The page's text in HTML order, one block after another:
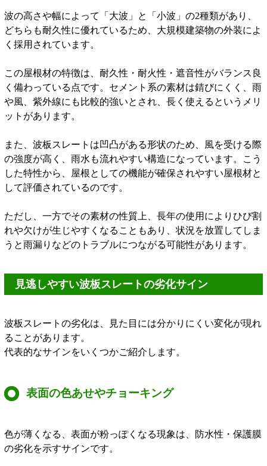
波の高さや幅によって「大波」と「小波」の2種類があり、
どちらも耐久性に優れているため、大規模建築物の外装によ
く採用されています。
この屋根材の特徴は、耐久性・耐火性・遮音性がバランス良
く備わっている点です。セメント系の素材は錆びにくく、雨
や風、紫外線にも比較的強いとされ、長く使えるというメリ
ットがあります。
また、波板スレートは凹凸がある形状のため、風を受ける際
の強度が高く、雨水も流れやすい構造になっています。こう
した特性から、屋根としての機能が確保されやすい屋根材と
して評価されているのです。
ただし、一方でその素材の性質上、長年の使用によりひび割
れや欠けが生じやすくなることもあり、状況を放置してしま
うと雨漏りなどのトラブルにつながる可能性があります。
見逃しやすい波板スレートの劣化サイン
波板スレートの劣化は、見た目には分かりにくい変化が現れ
ることがあります。
代表的なサインをいくつかご紹介します。
表面の色あせやチョーキング
色が薄くなる、表面が粉っぽくなる現象は、防水性・保護膜
の劣化を示すサインです。